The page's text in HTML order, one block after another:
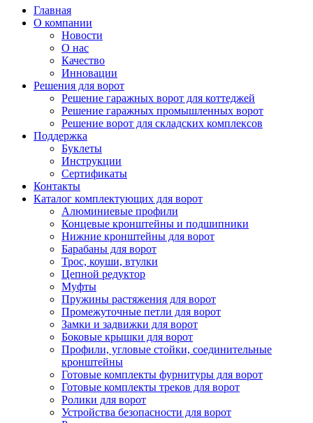
Главная
О компании
Новости
О нас
Качество
Инновации
Решения для ворот
Решение гаражных ворот для коттеджей
Решение гаражных промышленных ворот
Решение ворот для складских комплексов
Поддержка
Буклеты
Инструкции
Сертификаты
Контакты
Каталог комплектующих для ворот
Алюминиевые профили
Концевые кронштейны и подшипники
Нижние кронштейны для ворот
Барабаны для ворот
Трос, коуши, втулки
Цепной редуктор
Муфты
Пружины растяжения для ворот
Промежуточные петли для ворот
Замки и задвижки для ворот
Боковые крышки для ворот
Профили, угловые стойки, соединительные
кронштейны
Готовые комплекты фурнитуры для ворот
Готовые комплекты треков для ворот
Ролики для ворот
Устройства безопасности для ворот